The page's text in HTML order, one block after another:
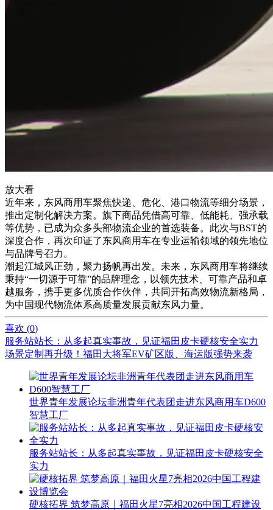
放大看
近年来，东风商用车聚焦快递、危化、港口物流等细分场景，
推出定制化解决方案。旗下商品凭借高可靠、低能耗、强承载
等优势，已成为众多头部物流企业的首选装备。此次与BST的
深度合作，再次印证了东风商用车在专业运输领域的领先地位
与品牌号召力。
潮起江城风正劲，聚力扬帆再出发。未来，东风商用车将继续
秉持“一切源于可靠”的品牌理念，以领先技术、可靠产品和卓
越服务，携手更多优质合作伙伴，共同开拓高效物流新格局，
为中国现代物流体系高质量发展贡献东风力量。
喜欢 (0)
服务站站长：从多起真实事故，见证福田皮卡硬核安全实力
场景定制再升级！福田大将军EV矿区版、海运版强势来袭
世界青年发展论坛非洲青年代表团走进东风商用车D600
智慧工厂
服务站站长：从多起真实事故，见证福田皮卡硬核安全
实力
硬核拓界 筑梦高原｜福田火星7亮相2026中国工程建设